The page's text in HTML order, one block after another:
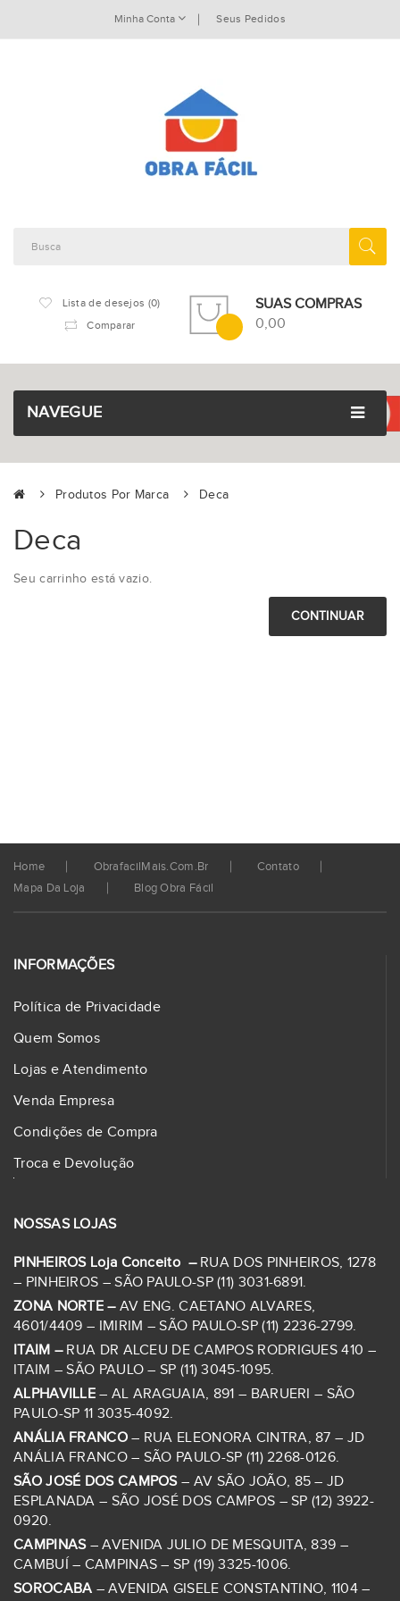
Minha Conta Seus Pedidos
Lista de desejos (0)
Comparar
SUAS COMPRAS
0,00
NAVEGUE
Produtos Por Marca Deca
Deca
Seu carrinho está vazio.
CONTINUAR
Home ObrafacilMais.com.br
Contato
Mapa Da Loja
Blog Obra Fácil
INFORMAÇÕES
Política de Privacidade
Quem Somos
Lojas e Atendimento
Venda Empresa
Condições de Compra
Troca e Devolução
NOSSAS LOJAS
PINHEIROS Loja Conceito – RUA DOS PINHEIROS, 1278
– PINHEIROS – SÃO PAULO-SP (11) 3031-6891.
ZONA NORTE – AV ENG. CAETANO ALVARES,
4601/4409 – IMIRIM – SÃO PAULO-SP (11) 2236-2799.
ITAIM – RUA DR ALCEU DE CAMPOS RODRIGUES 410 –
ITAIM – SÃO PAULO – SP (11) 3045-1095.
ALPHAVILLE – AL ARAGUAIA, 891 – BARUERI – SÃO
PAULO-SP 11 3035-4092.
ANÁLIA FRANCO– RUA ELEONORA CINTRA, 87 – JD
ANÁLIA FRANCO – SÃO PAULO-SP (11) 2268-0126.
SÃO JOSÉ DOS CAMPOS– AV SÃO JOÃO, 85 – JD
ESPLANADA – SÃO JOSÉ DOS CAMPOS – SP (12) 3922-
0920.
CAMPINAS– AVENIDA JULIO DE MESQUITA, 839 –
CAMBUÍ – CAMPINAS – SP (19) 3325-1006.
SOROCABA – AVENIDA GISELE CONSTANTINO, 1104 –